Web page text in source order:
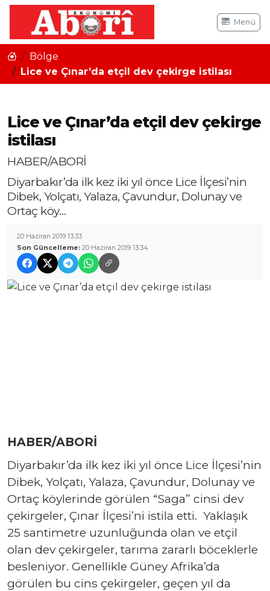
Menü
Bölge
Lice ve Çınar’da etçil dev çekirge istilası
Lice ve Çınar’da etçil dev çekirge
istilası
HABER/ABORİ
Diyarbakır’da ilk kez iki yıl önce Lice İlçesi’nin
Dibek, Yolçatı, Yalaza, Çavundur, Dolunay ve
Ortaç köy…
20 Haziran 2019 13:33
Son Güncelleme: 20 Haziran 2019 13:34
HABER/ABORİ
Diyarbakır’da ilk kez iki yıl önce Lice İlçesi’nin
Dibek, Yolçatı, Yalaza, Çavundur, Dolunay ve
Ortaç köylerinde görülen “Saga” cinsi dev
çekirgeler, Çınar İlçesi’ni istila etti. Yaklaşık
25 santimetre uzunluğunda olan ve etçil
olan dev çekirgeler, tarıma zararlı böceklerle
besleniyor. Genellikle Güney Afrika’da
görülen bu cins çekirgeler, geçen yıl da